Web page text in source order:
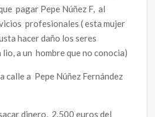
pagar Pepe Núñez F, al
profesionales ( esta mujer
hacer daño los seres
lio, a un hombre que no conocia)
calle a Pepe Núñez Fernández
dinero, 2.500 euros del